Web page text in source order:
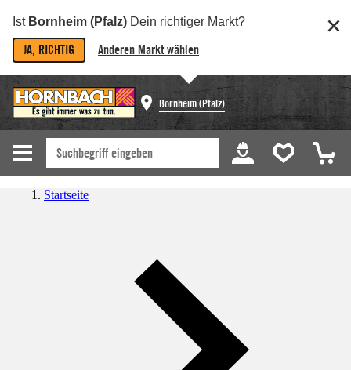
Ist Bornheim (Pfalz) Dein richtiger Markt?
JA, RICHTIG Anderen Markt wählen
Bornheim (Pfalz)
Startseite